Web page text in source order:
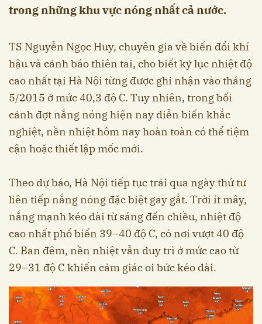
trong những khu vực nóng nhất cả nước.
TS Nguyễn Ngọc Huy, chuyên gia về biến đổi khí
hậu và cảnh báo thiên tai, cho biết kỷ lục nhiệt độ
cao nhất tại Hà Nội từng được ghi nhận vào tháng
5/2015 ở mức 40,3 độ C. Tuy nhiên, trong bối
cảnh đợt nắng nóng hiện nay diễn biến khắc
nghiệt, nền nhiệt hôm nay hoàn toàn có thể tiệm
cận hoặc thiết lập mốc mới.
Theo dự báo, Hà Nội tiếp tục trải qua ngày thứ tư
liên tiếp nắng nóng đặc biệt gay gắt. Trời ít mây,
nắng mạnh kéo dài từ sáng đến chiều, nhiệt độ
cao nhất phổ biến 39–40 độ C, có nơi vượt 40 độ
C. Ban đêm, nền nhiệt vẫn duy trì ở mức cao từ
29–31 độ C khiến cảm giác oi bức kéo dài.